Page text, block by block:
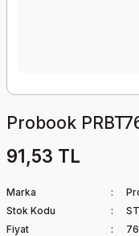
Probook
91,53 TL
Marka
Stok Kodu
Fiyat